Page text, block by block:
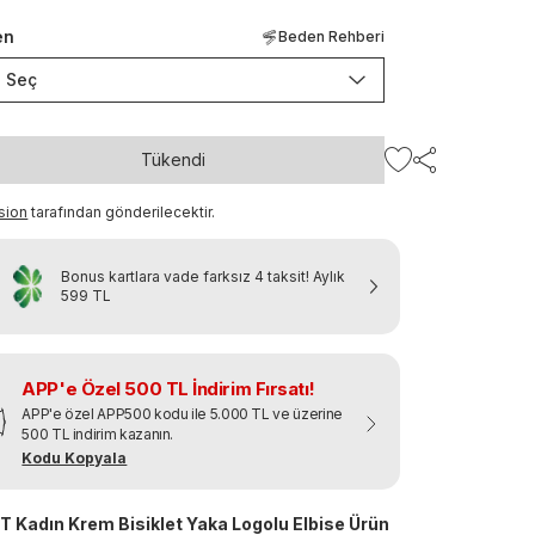
Beden Rehberi
Seç
Tükendi
tarafından gönderilecektir.
Bonus kartlara vade farksız 4 taksit! Aylık
599 TL
APP'e Özel 500 TL İndirim Fırsatı!
APP'e özel APP500 kodu ile 5.000 TL ve üzerine
500 TL indirim kazanın.
Kodu Kopyala
Kadın Krem Bisiklet Yaka Logolu Elbise Ürün